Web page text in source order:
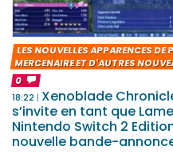
LES NOUVELLES APPARENCES
MERCENAIRE ET D'AUTRES
0
18:22
Xenoblade
s’invite en tant que
Nintendo Switch 2
nouvelle bande-